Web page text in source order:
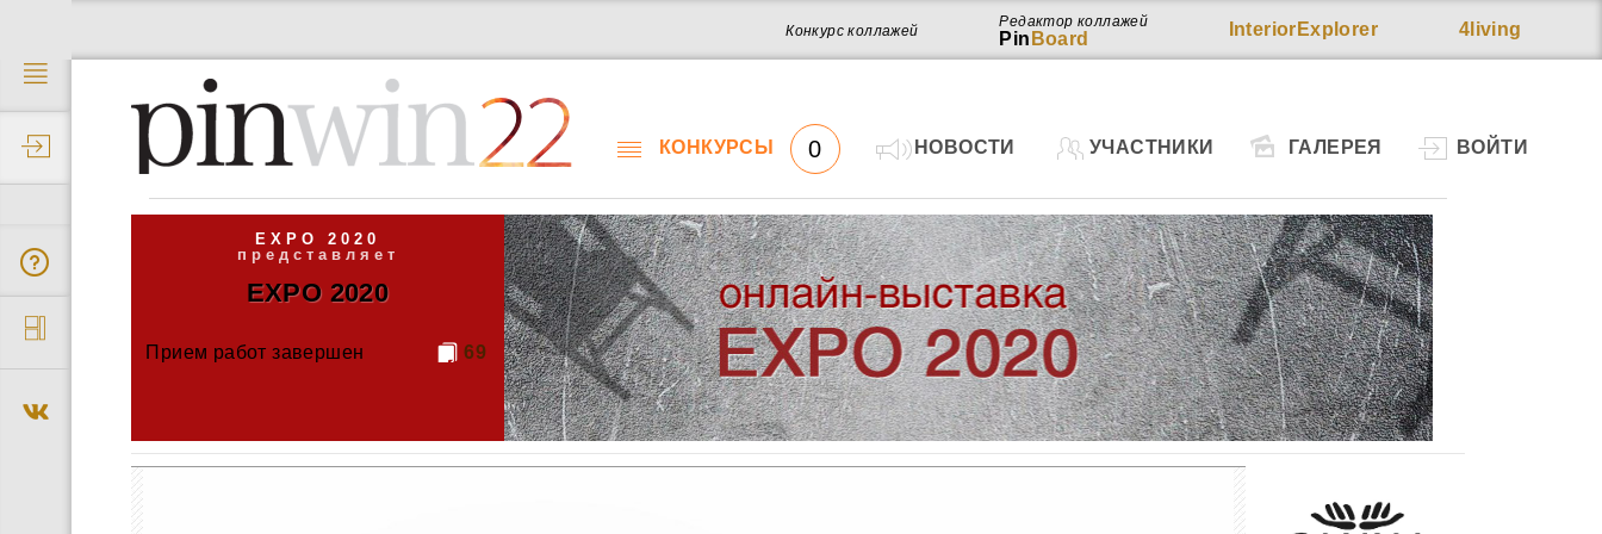
4living
InteriorExplorer
Редактор коллажей
Pin Board
Конкурс коллажей
22 КОНКУРСЫ 0 НОВОСТИ УЧАСТНИКИ ГАЛЕРЕЯ ВОЙТИ
EXPO 2020
представляет
EXPO 2020
Прием работ завершен 69
Работ